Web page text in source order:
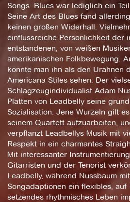
Songs. Blues war lediglich ein
Seine Art des Blues fand
keinen großen Widerhall.
einflussreiche Persönlichkeit der
entstandenen, von weißen
amerikanischen Folkbewegung.
könnte man ihn als den Urahnen
Americana Stiles sehen. Der
Schlagzeugindividualist Adam
Platten von Leadbelly seine
Sozialisation. Jene Wurzeln gilt
seinem Quartett aufzuarbeiten,
verpflanzt Leadbellys Musik mit
Respekt in ein charmantes
Mit interessanter
Gitarristen und der Tenorist
Leadbelly, während Nussbaum
Songadaptionen ein flexibles, auf
setzendes rhythmisches Leben